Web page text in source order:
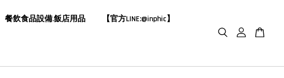
餐飲食品設備.飯店用品 【官方LINE:@inphic】